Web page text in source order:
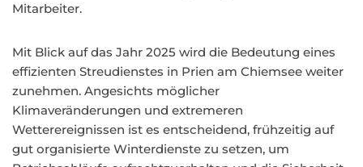
Mitarbeiter.
Mit Blick auf das Jahr 2025 wird die Bedeutung eines
effizienten Streudienstes in Prien am Chiemsee weiter
zunehmen. Angesichts möglicher
Klimaveränderungen und extremeren
Wetterereignissen ist es entscheidend, frühzeitig auf
gut organisierte Winterdienste zu setzen, um